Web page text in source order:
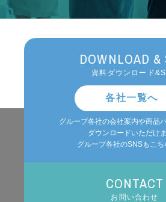
DOWNLOAD &
資料ダウンロード
各社一覧へ
グループ各社の会社案内や商品
ダウンロードいただけま
グループ各社のSNSもこち
CONTACT
お問い合わせ